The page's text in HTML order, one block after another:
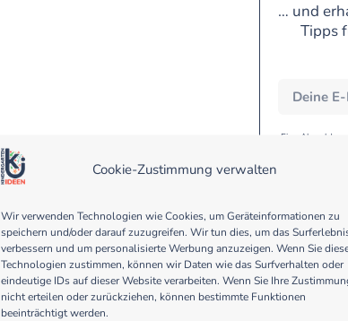
Cookie-Zustimmung verwalten
Wir verwenden Technologien wie Cookies, um Geräteinformationen zu
speichern und/oder darauf zuzugreifen. Wir tun dies, um das
verbessern und um personalisierte Werbung anzuzeigen. Wenn Sie
Technologien zustimmen, können wir Daten wie das Surfverhalten oder
eindeutige IDs auf dieser Website verarbeiten. Wenn Sie Ihre
nicht erteilen oder zurückziehen, können bestimmte Funktionen
beeinträchtigt werden.
… und
Tipps
Eine
werden